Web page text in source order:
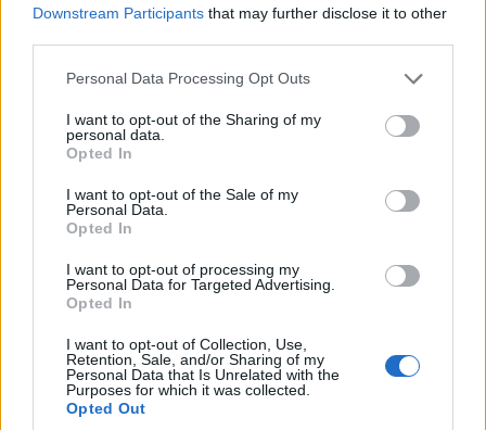
Downstream Participants that may further disclose it to other
Please note that this website/app uses one or more Google
not limited to your visit or usage behaviour. You may click to
grant or deny consent to Google and its third-party tags to
use your data for below specified purposes in below Google
consent section.
Personal Data Processing Opt Outs
I want to opt-out of the Sharing of my
personal data.
Opted In
I want to opt-out of the Sale of my
Personal Data.
Opted In
I want to opt-out of processing my
Personal Data for Targeted Advertising.
Opted In
I want to opt-out of Collection, Use,
Retention, Sale, and/or Sharing of my
Personal Data that Is Unrelated with the
Purposes for which it was collected.
Opted Out
ΚΟΙΝΩΝΊΑ
Δεκαπενταύγουστος
στο Αντίγονο με
γλέντι – Κάντε την
κράτησή σας
9 Αυγούστου 2026, 1:59 μμ
ΕΛΛΆΔΑ
Συναγερμός για τον
ιό του Δυτικού Νείλου:
έχει σημάνει ο ΕΟΔΥ